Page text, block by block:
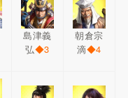
島津義
弘◆3
朝倉宗
滴◆4